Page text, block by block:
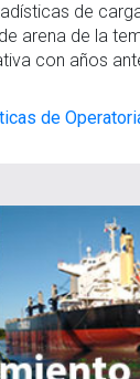
de
arena de la
con años
de